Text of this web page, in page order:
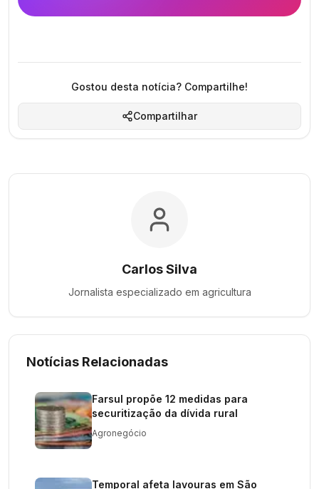
Gostou desta notícia? Compartilhe!
Compartilhar
Carlos Silva
Jornalista especializado em agricultura
Notícias Relacionadas
Farsul propõe 12 medidas para
securitização da dívida rural
Agronegócio
Temporal afeta lavouras em São